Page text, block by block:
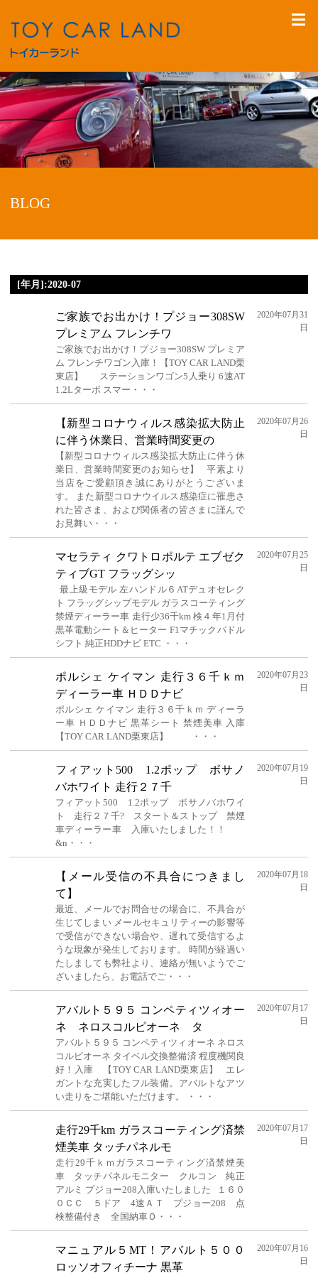
BLOG
[年月]:2020-07
ご家族でお出かけ！プジョー308SW
プレミアム フレンチワ
ご家族でお出かけ！プジョー308SW プレミア
ム フレンチワゴン入庫！【TOY CAR LAND栗
東店】 ステーションワゴン5人乗り 6速AT
1.2Lターボ スマー・・・
2020年07月31
日
【新型コロナウィルス感染拡大防止
に伴う休業日、営業時間変更の
【新型コロナウィルス感染拡大防止に伴う休
業日、営業時間変更のお知らせ】 平素より
当店をご愛顧頂き誠にありがとうございま
す。 また新型コロナウイルス感染症に罹患さ
れた皆さま、および関係者の皆さまに謹んで
お見舞い・・・
2020年07月26
日
マセラティ クワトロポルテ エブゼク
ティブGT フラッグシッ
最上級モデル 左ハンドル６ATデュオセレク
ト フラッグシップモデル ガラスコーティング
禁煙ディーラー車 走行少36千km 検４年1月付
黒革電動シート＆ヒーター F1マチックパドル
シフト 純正HDDナビ ETC ・・・
2020年07月25
日
ポルシェ ケイマン 走行３６千ｋｍ
ディーラー車 ＨＤＤナビ
ポルシェ ケイマン 走行３６千ｋｍ ディーラ
ー車 ＨＤＤナビ 黒革シート 禁煙美車 入庫
【TOY CAR LAND栗東店】 ・・・
2020年07月23
日
フィアット500 1.2ポップ ボサノ
バホワイト 走行２７千
フィアット500 1.2ポップ ボサノバホワイ
ト 走行２７千? スタート＆ストップ 禁煙
車ディーラー車 入庫いたしました！！
&n・・・
2020年07月19
日
【メール受信の不具合につきまし
て】
最近、メールでお問合せの場合に、不具合が
生じてしまい メールセキュリティーの影響等
で受信ができない場合や、遅れて受信するよ
うな現象が発生しております。 時間が経過い
たしましても弊社より、連絡が無いようでご
ざいましたら、お電話でご・・・
2020年07月18
日
アバルト５９５ コンペティツィオー
ネ ネロスコルピオーネ タ
アバルト５９５ コンペティツィオーネ ネロス
コルピオーネ タイベル交換整備済 程度機関良
好！入庫 【TOY CAR LAND栗東店】 エレ
ガントな充実したフル装備。アバルトなアツ
い走りをご堪能いただけます。 ・・・
2020年07月17
日
走行29千km ガラスコーティング済禁
煙美車 タッチパネルモ
走行29千ｋｍガラスコーティング済禁煙美
車 タッチパネルモニター クルコン 純正
アルミ プジョー208入庫いたしました １６０
０ＣＣ ５ドア 4速ＡＴ プジョー208 点
検整備付き 全国納車Ｏ・・・
2020年07月17
日
マニュアル５MT！アバルト５００
ロッソオフィチーナ 黒革
2020年07月16
日